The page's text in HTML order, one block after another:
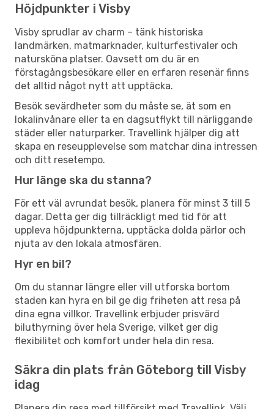
Höjdpunkter i Visby
Visby sprudlar av charm – tänk historiska
landmärken, matmarknader, kulturfestivaler och
natursköna platser. Oavsett om du är en
förstagångsbesökare eller en erfaren resenär finns
det alltid något nytt att upptäcka.
Besök sevärdheter som du måste se, ät som en
lokalinvånare eller ta en dagsutflykt till närliggande
städer eller naturparker. Travellink hjälper dig att
skapa en reseupplevelse som matchar dina intressen
och ditt resetempo.
Hur länge ska du stanna?
För ett väl avrundat besök, planera för minst 3 till 5
dagar. Detta ger dig tillräckligt med tid för att
uppleva höjdpunkterna, upptäcka dolda pärlor och
njuta av den lokala atmosfären.
Hyr en bil?
Om du stannar längre eller vill utforska bortom
staden kan hyra en bil ge dig friheten att resa på
dina egna villkor. Travellink erbjuder prisvärd
biluthyrning över hela Sverige, vilket ger dig
flexibilitet och komfort under hela din resa.
Säkra din plats från Göteborg till Visby
idag